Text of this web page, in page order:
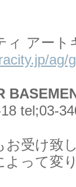
ィ アート
ag/
tel;03-
お受け致
よって変